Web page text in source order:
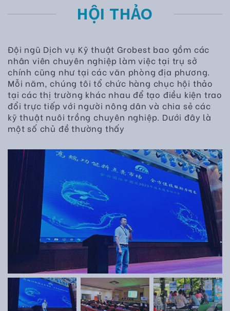
HỘI THẢO
Đội ngũ Dịch vụ Kỹ thuật Grobest bao gồm các
nhân viên chuyên nghiệp làm việc tại trụ sở
chính cũng như tại các văn phòng địa phương.
Mỗi năm, chúng tôi tổ chức hàng chục hội thảo
tại các thị trường khác nhau để tạo điều kiện trao
đổi trực tiếp với người nông dân và chia sẻ các
kỹ thuật nuôi trồng chuyên nghiệp. Dưới đây là
một số chủ đề thường thấy